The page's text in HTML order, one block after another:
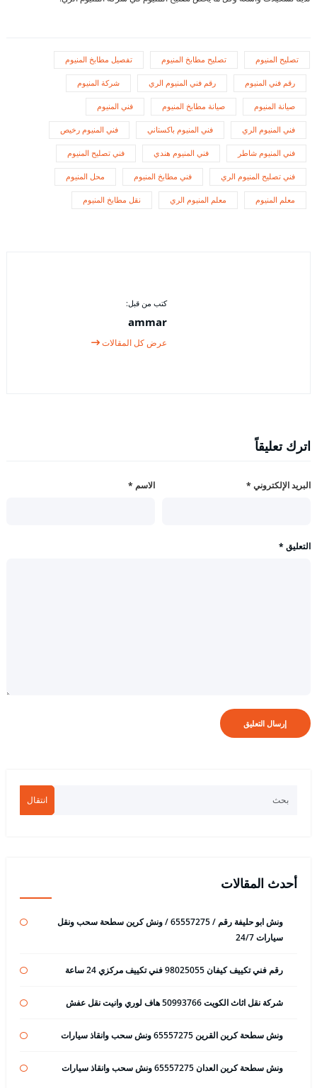
تصليح المنيوم تصليح مطابخ المنيوم تفصيل مطابخ المنيوم
رقم فني المنيوم رقم فني المنيوم الري شركة المنيوم
صيانة المنيوم صيانة مطابخ المنيوم فني المنيوم
فني المنيوم الري فني المنيوم باكستاني فني المنيوم رخيص
فني المنيوم شاطر فني المنيوم هندي فني تصليح المنيوم
فني تصليح المنيوم الري فني مطابخ المنيوم محل المنيوم
معلم المنيوم معلم المنيوم الري نقل مطابخ المنيوم
كتب من قبل:
ammar
عرض كل المقالات
اترك تعليقاً
الاسم * البريد الإلكتروني *
التعليق *
انتقال
أحدث المقالات
ونش ابو حليفة رقم / 65557275 / ونش كرين سطحة سحب ونقل
سيارات 24/7
رقم فني تكييف كيفان 98025055 فني تكييف مركزي 24 ساعة
شركة نقل اثاث الكويت 50993766 هاف لوري وانيت نقل عفش
ونش سطحة كرين القرين 65557275 ونش سحب وانقاذ سيارات
ونش سطحة كرين العدان 65557275 ونش سحب وانقاذ سيارات